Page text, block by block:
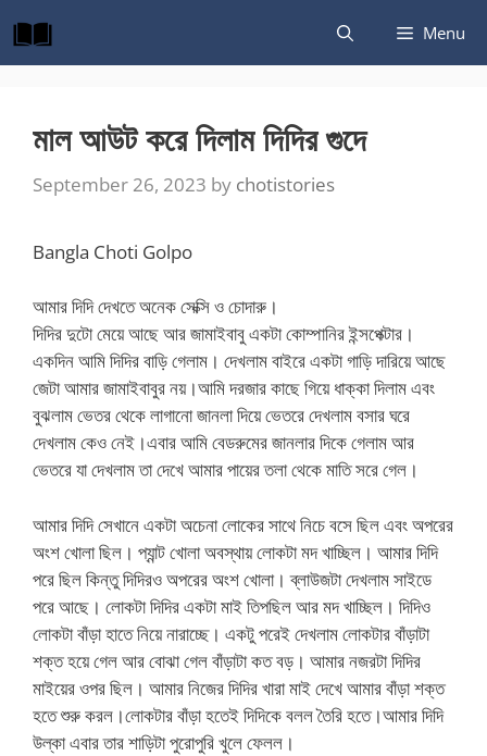
to
content
Menu
মাল আউট করে দিলাম দিদির গুদে
September 26, 2023 by chotistories
Bangla Choti Golpo
আমার দিদি দেখতে অনেক সেক্সি ও চোদারু।
দিদির দুটো মেয়ে আছে আর জামাইবাবু একটা কোম্পানির ইন্সপেক্টার।
একদিন আমি দিদির বাড়ি গেলাম। দেখলাম বাইরে একটা গাড়ি দারিয়ে আছে
জেটা আমার জামাইবাবুর নয়।আমি দরজার কাছে গিয়ে ধাক্কা দিলাম এবং
বুঝলাম ভেতর থেকে লাগানো জানলা দিয়ে ভেতরে দেখলাম বসার ঘরে
দেখলাম কেও নেই।এবার আমি বেডরুমের জানলার দিকে গেলাম আর
ভেতরে যা দেখলাম তা দেখে আমার পায়ের তলা থেকে মাতি সরে গেল।
আমার দিদি সেখানে একটা অচেনা লোকের সাথে নিচে বসে ছিল এবং অপরের
অংশ খোলা ছিল। প্যান্ট খোলা অবস্থায় লোকটা মদ খাচ্ছিল। আমার দিদি
পরে ছিল কিন্তু দিদিরও অপরের অংশ খোলা। ব্লাউজটা দেখলাম সাইডে
পরে আছে। লোকটা দিদির একটা মাই তিপছিল আর মদ খাচ্ছিল। দিদিও
লোকটা বাঁড়া হাতে নিয়ে নারাচ্ছে। একটু পরেই দেখলাম লোকটার বাঁড়াটা
শক্ত হয়ে গেল আর বোঝা গেল বাঁড়াটা কত বড়। আমার নজরটা দিদির
মাইয়ের ওপর ছিল। আমার নিজের দিদির খারা মাই দেখে আমার বাঁড়া শক্ত
হতে শুরু করল।লোকটার বাঁড়া হতেই দিদিকে বলল তৈরি হতে।আমার দিদি
উল্কা এবার তার শাড়িটা পুরোপুরি খুলে ফেলল।